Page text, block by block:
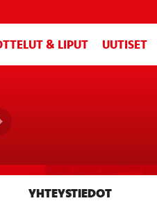
& LIPUT UUTISET
YHTEYSTIEDOT